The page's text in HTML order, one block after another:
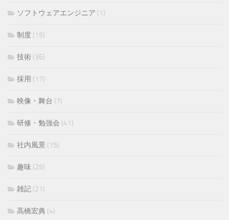
ソフトウェアエンジニア (1)
制度 (15)
技術 (36)
採用 (17)
映像・舞台 (7)
研修・勉強会 (41)
社内風景 (15)
趣味 (25)
雑記 (21)
高橋宏典 (4)